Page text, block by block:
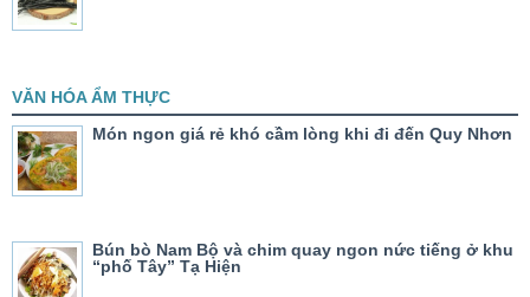
VĂN HÓA ẨM THỰC
Món ngon giá rẻ khó cầm lòng khi đi đến Quy Nhơn
Bún bò Nam Bộ và chim quay ngon nức tiếng ở khu
“phố Tây” Tạ Hiện